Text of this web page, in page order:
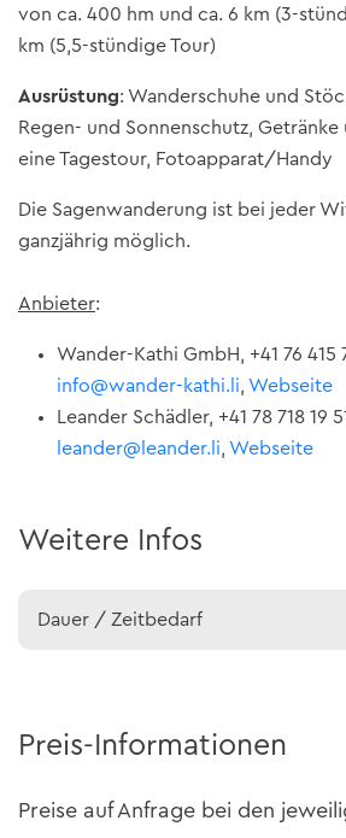
von ca. 400 hm und ca. 6 km (3-
km (5,5-stündige Tour)
Ausrüstung: Wanderschuhe und
Regen- und Sonnenschutz,
eine Tagestour, Fotoapparat/Handy
Die Sagenwanderung ist bei jeder
ganzjährig möglich.
Anbieter:
Wander-Kathi GmbH, +41 76 415
info@wander-kathi.li, Webseite
Leander Schädler, +41 78 718 19
leander@leander.li, Webseite
Weitere Infos
Dauer / Zeitbedarf
Preis-Informationen
Preise auf Anfrage bei den